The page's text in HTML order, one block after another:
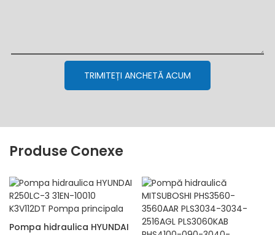
TRIMITEȚI ANCHETĂ ACUM
Produse Conexe
Pompa hidraulica HYUNDAI